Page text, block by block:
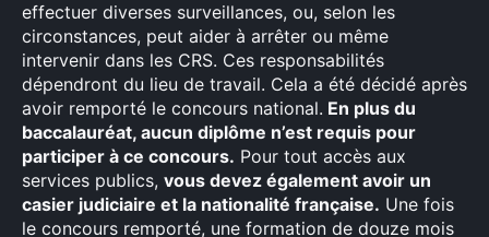
effectuer diverses surveillances, ou, selon les
circonstances, peut aider à arrêter ou même
intervenir dans les CRS. Ces responsabilités
dépendront du lieu de travail. Cela a été décidé après
avoir remporté le concours national. En plus du
baccalauréat, aucun diplôme n’est requis pour
participer à ce concours. Pour tout accès aux
services publics, vous devez également avoir un
casier judiciaire et la nationalité française. Une fois
le concours remporté, une formation de douze mois